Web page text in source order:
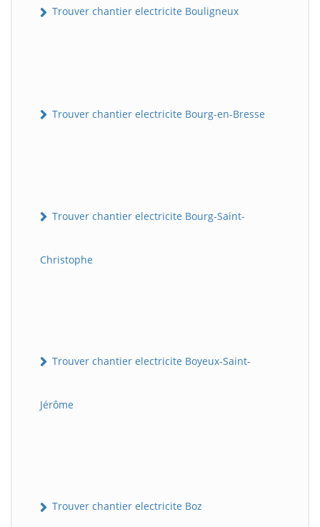
Trouver chantier electricite Bouligneux
Trouver chantier electricite Bourg-en-Bresse
Trouver chantier electricite Bourg-Saint-
Christophe
Trouver chantier electricite Boyeux-Saint-
Jérôme
Trouver chantier electricite Boz